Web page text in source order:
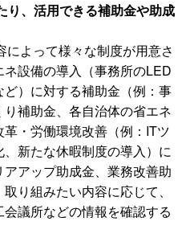
り、活用できる補助金や助成
よって様々な制度が用意さ
設備の導入（事務所のLED
）に対する補助金（例：事
補助金、各自治体の省エネ
・労働環境改善（例：ITツ
新たな休暇制度の導入）に
アップ助成金、業務改善助
り組みたい内容に応じて、
議所などの情報を確認する